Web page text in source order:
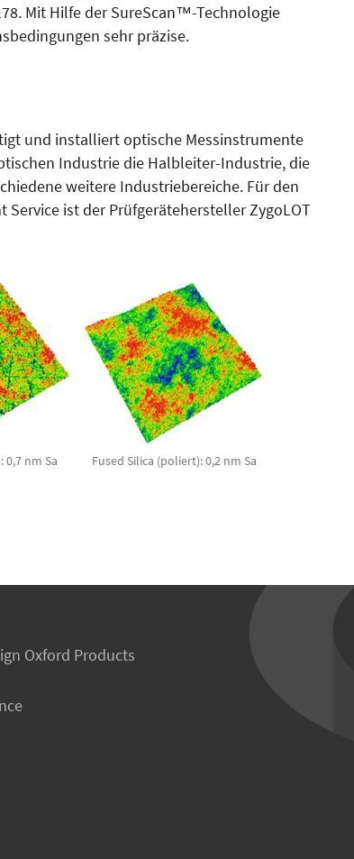
Mit Hilfe der SureScan™-Technologie
sehr präzise.
und installiert optische Messinstrumente
Industrie die Halbleiter-Industrie, die
weitere Industriebereiche. Für den
ist der Prüfgerätehersteller ZygoLOT
nm Sa Fused Silica (poliert): 0,2 nm Sa
Oxford Products